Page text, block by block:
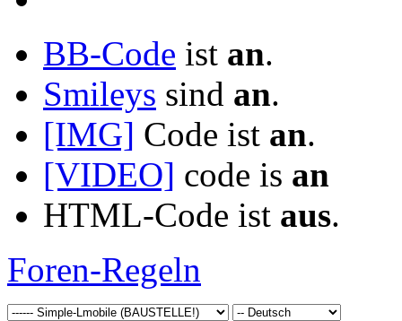
BB-Code ist an.
Smileys sind an.
[IMG] Code ist an.
[VIDEO] code is an
HTML-Code ist aus.
Foren-Regeln